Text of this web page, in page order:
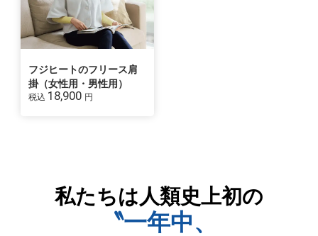
フジヒートのフリース肩
掛（女性用・男性用）
税込 18,900 円
私たちは人類史上初の
〝一年中、